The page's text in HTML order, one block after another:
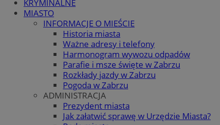
KRYMINALNE
MIASTO
INFORMACJE O MIEŚCIE
Historia miasta
Ważne adresy i telefony
Harmonogram wywozu odpadów
Parafie i msze święte w Zabrzu
Rozkłady jazdy w Zabrzu
Pogoda w Zabrzu
ADMINISTRACJA
Prezydent miasta
Jak załatwić sprawę w Urzędzie Miasta?